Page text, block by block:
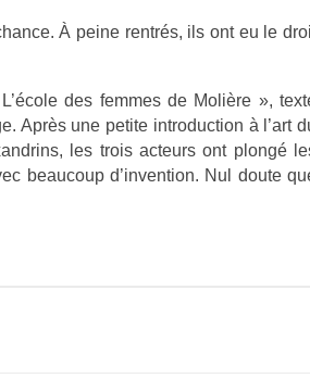
À peine rentrés, ils ont eu le
des femmes de Molière »,
Après une petite introduction à l’art
les trois acteurs ont plongé
beaucoup d’invention. Nul doute